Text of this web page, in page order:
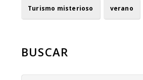
Turismo misterioso verano
BUSCAR